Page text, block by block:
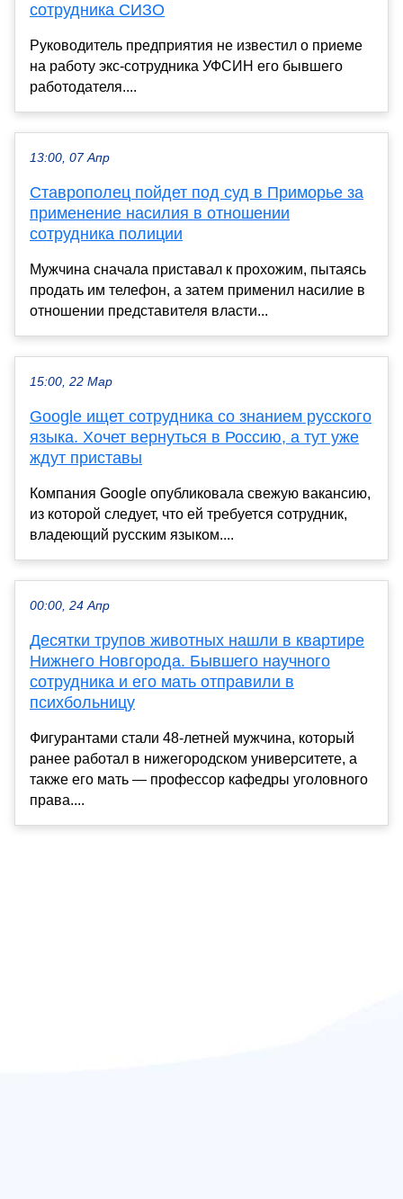
сотрудника СИЗО
Руководитель предприятия не известил о приеме
на работу экс-сотрудника УФСИН его бывшего
работодателя....
13:00, 07 Апр
Ставрополец пойдет под суд в Приморье за
применение насилия в отношении
сотрудника полиции
Мужчина сначала приставал к прохожим, пытаясь
продать им телефон, а затем применил насилие в
отношении представителя власти...
15:00, 22 Мар
Google ищет сотрудника со знанием русского
языка. Хочет вернуться в Россию, а тут уже
ждут приставы
Компания Google опубликовала свежую вакансию,
из которой следует, что ей требуется сотрудник,
владеющий русским языком....
00:00, 24 Апр
Десятки трупов животных нашли в квартире
Нижнего Новгорода. Бывшего научного
сотрудника и его мать отправили в
психбольницу
Фигурантами стали 48-летней мужчина, который
ранее работал в нижегородском университете, а
также его мать — профессор кафедры уголовного
права....